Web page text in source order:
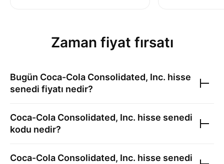
Zaman fiyat fırsatı
Bugün Coca-Cola Consolidated, Inc. hisse
senedi fiyatı nedir?
Coca-Cola Consolidated, Inc. hisse senedi
kodu nedir?
Coca-Cola Consolidated, Inc. hisse senedi